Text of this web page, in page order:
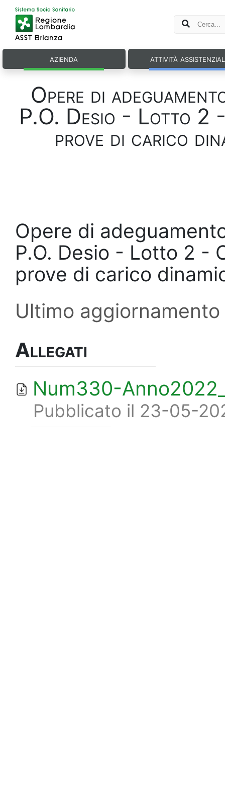
azienda attività
Opere di
P.O. Desio - Lotto
prove di carico
Opere di
P.O. Desio - Lotto 2 -
prove di carico
Ultimo
Allegati
Num330-
Pubblicato il 23-05-